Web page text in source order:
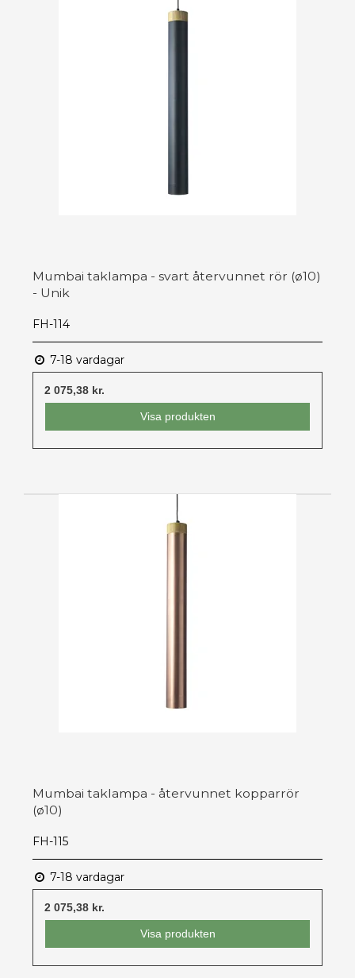
Mumbai taklampa - svart återvunnet rör (ø10)
- Unik
FH-114
7-18 vardagar
2 075,38 kr.
Visa produkten
Mumbai taklampa - återvunnet kopparrör
(ø10)
FH-115
7-18 vardagar
2 075,38 kr.
Visa produkten